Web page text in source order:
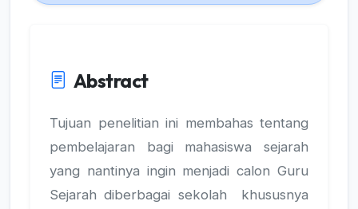
Abstract
Tujuan penelitian ini membahas tentang
pembelajaran bagi mahasiswa sejarah
yang nantinya ingin menjadi calon Guru
Sejarah diberbagai sekolah khususnya